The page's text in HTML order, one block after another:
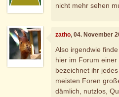
nicht mehr sehen
zatho, 04. November
Also irgendwie
hier im Forum einer
bezeichnet ihr
meisten Foren
dämlich, nutzlos,